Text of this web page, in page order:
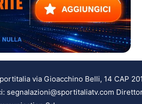
via Gioacchino Belli, 14 CAP
segnalazioni@sportitaliatv.com